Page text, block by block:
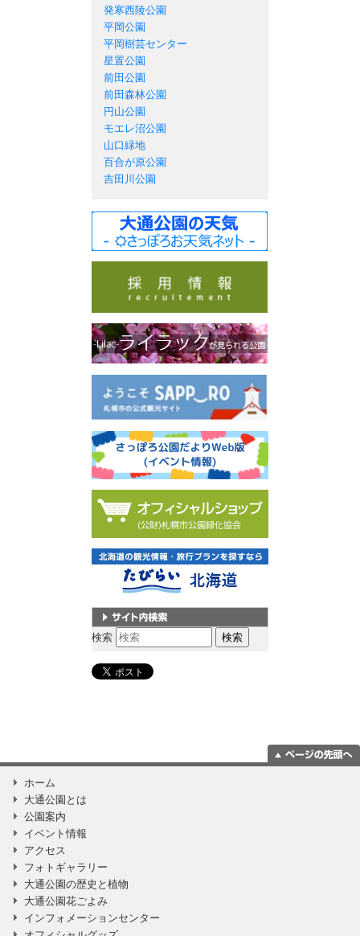
発寒西陵公園
平岡公園
平岡樹芸センター
星置公園
前田公園
前田森林公園
円山公園
モエレ沼公園
山口緑地
百合が原公園
吉田川公園
サイト内検索
検索
ホーム
大通公園とは
公園案内
イベント情報
アクセス
フォトギャラリー
大通公園の歴史と植物
大通公園花ごよみ
インフォメーションセンター